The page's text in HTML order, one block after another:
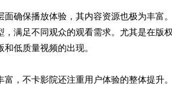
面确保播放体验，其内容资源也极为丰富
，满足不同观众的观看需求。尤其是在
低质量视频的出现。
富，不卡影院还注重用户体验的整体提